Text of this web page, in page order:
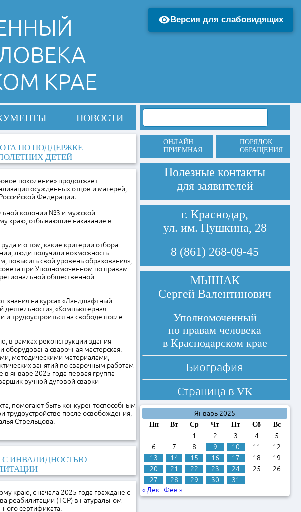
КРАЕ
НОВОСТИ
ПО ПОДДЕРЖКЕ
ДЕТЕЙ
поколение» продолжает
осужденных отцов и матерей,
Федерации.
колонии №3 и мужской
краю, отбывающие наказание в
и о том, какие критерии отбора
люди получили возможность
повысить свой уровень образования»,
при Уполномоченном по правам
общественной
знания на курсах «Ландшафтный
деятельности», «Компьютерная
трудоустроиться на свободе после
в рамках реконструкции здания
сварочная мастерская.
методическими материалами,
занятий по сварочным работам
январе 2025 года первая группа
ручной дуговой сварки
помогают быть конкурентоспособным
трудоустройстве после освобождения,
Стрельцова.
С ИНВАЛИДНОСТЬЮ
краю, с начала 2025 года граждане с
реабилитации (ТСР) в натуральном
сертификата.
ОНЛАЙН
ПРИЕМНАЯ
ПОРЯДОК
ОБРАЩЕНИЯ
Полезные контакты
для заявителей
г. Краснодар,
ул. им. Пушкина, 28
8 (861) 268-09-45
МЫШАК
Сергей Валентинович
Уполномоченный
по правам человека
в Краснодарском крае
Биография
Страница в VK
Январь 2025
Пн Вт Ср Чт Пт Сб Вс
1 2 3 4
5
6
7 8 9 10 11
12
13
14 15 16 17 18
19
20
21 22 23 24 25
26
27
28 29 30
31
« Дек
Фев »
Версия для слабовидящих